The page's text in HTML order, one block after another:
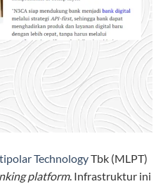
TechnologyTbk (MLPT)
platform. Infrastruktur ini